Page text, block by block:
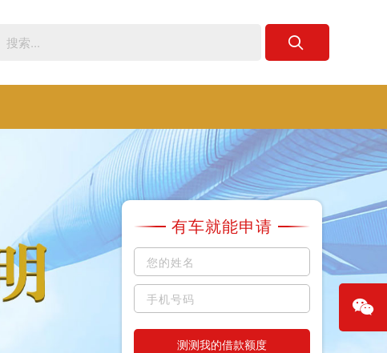
有车就能申请
测测我的借款额度